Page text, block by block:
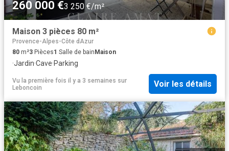
260 000 €3 250 €/m²
Maison 3 pièces 80 m²
Provence-Alpes-Côte dAzur
80 m²3 Pièces1 Salle de bain Maison
·Jardin·Cave·Parking
Vu la première fois il y a 3 semaines sur
Leboncoin
Voir les détails